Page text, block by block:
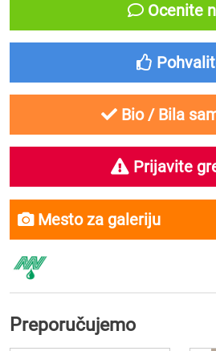
Ocenite
Bio / Bila
Prijavite
Mesto za galeriju
Preporučujemo